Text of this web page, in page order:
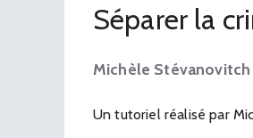
Séparer la
Michèle
Un tutoriel réalisé par